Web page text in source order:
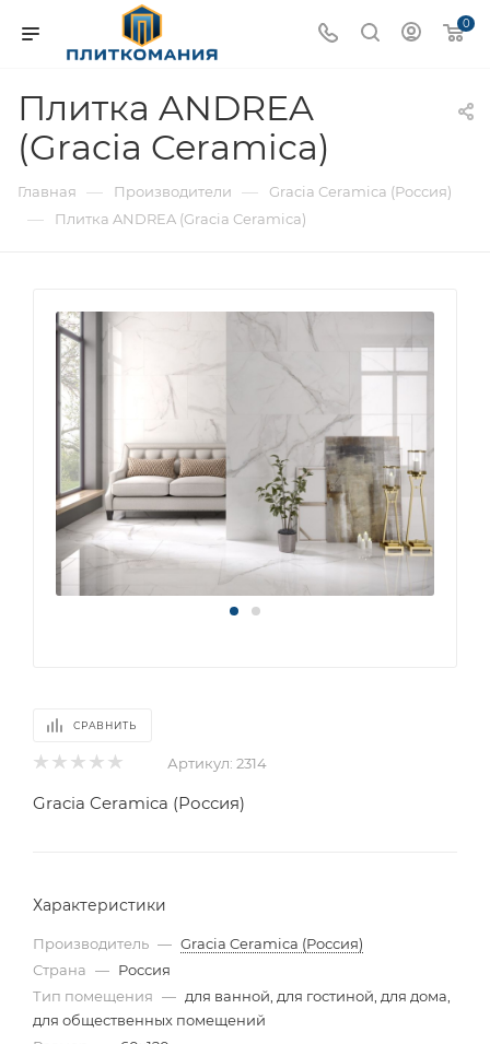
0
Плитка ANDREA
(Gracia Ceramica)
Главная — Производители — Gracia Ceramica (Россия)
— Плитка ANDREA (Gracia Ceramica)
СРАВНИТЬ
Артикул: 2314
Gracia Ceramica (Россия)
Характеристики
Производитель — Gracia Ceramica (Россия)
Страна — Россия
Тип помещения — для ванной, для гостиной, для дома,
для общественных помещений